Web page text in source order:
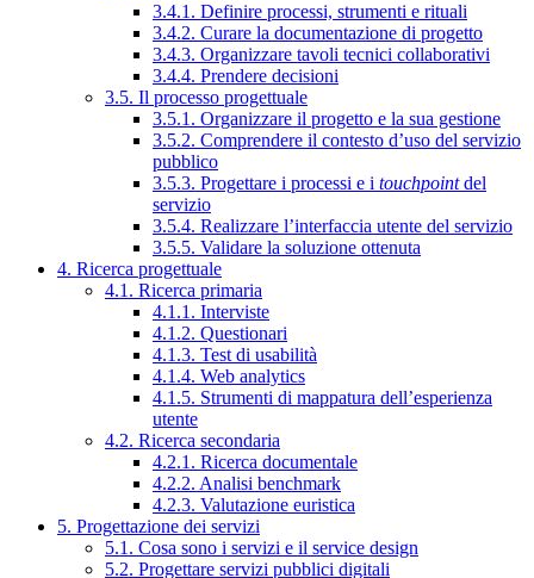
3.4.1. Definire processi, strumenti e rituali
3.4.2. Curare la documentazione di progetto
3.4.3. Organizzare tavoli tecnici collaborativi
3.4.4. Prendere decisioni
3.5. Il processo progettuale
3.5.1. Organizzare il progetto e la sua gestione
3.5.2. Comprendere il contesto d’uso del servizio
pubblico
3.5.3. Progettare i processi e i touchpointdel
servizio
3.5.4. Realizzare l’interfaccia utente del servizio
3.5.5. Validare la soluzione ottenuta
4. Ricerca progettuale
4.1. Ricerca primaria
4.1.1. Interviste
4.1.2. Questionari
4.1.3. Test di usabilità
4.1.4. Web analytics
4.1.5. Strumenti di mappatura dell’esperienza
utente
4.2. Ricerca secondaria
4.2.1. Ricerca documentale
4.2.2. Analisi benchmark
4.2.3. Valutazione euristica
5. Progettazione dei servizi
5.1. Cosa sono i servizi e il service design
5.2. Progettare servizi pubblici digitali